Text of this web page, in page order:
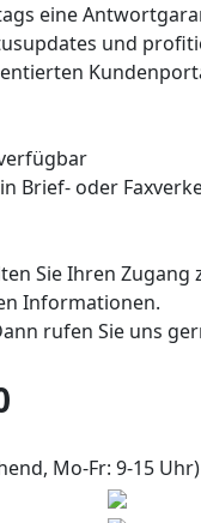
eine
und
Brief- oder
Sie Ihren
Informationen.
rufen Sie uns
Mo-Fr: 9-15 Uhr)